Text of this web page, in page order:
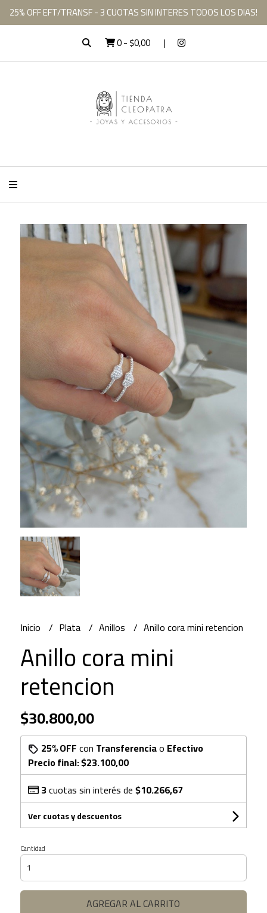
25% OFF EFT/TRANSF - 3 CUOTAS SIN INTERES TODOS LOS DIAS!
0-$0,00
Inicio Plata Anillos Anillo cora mini retencion
Anillo cora mini
retencion
$30.800,00
25% OFFcon Transferenciao Efectivo
Precio final:$23.100,00
3cuotas sin interés de$10.266,67
Ver cuotas y descuentos
Cantidad
AGREGAR AL CARRITO